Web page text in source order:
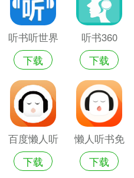
听书听世界
官方
下载
听书360
下载
百度懒人听
书免费版
下载
懒人听书免
登录破解版
下载